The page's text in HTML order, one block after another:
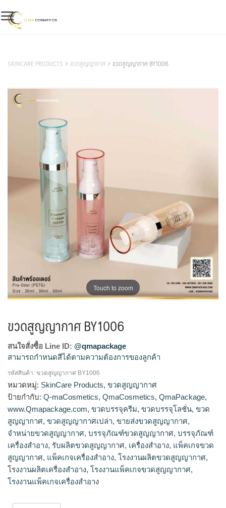
to
content
SKINCARE PRODUCTS ขวดสูญญากาศ ขวดสูญญากาศ BY1006
Touch to zoom
ขวดสูญญากาศ BY1006
สนใจสั่งซื้อ Line ID: @qmapackage
สามารถกำหนดสีได้ตามความต้องการของลูกค้า
โรงงานผลิตขวดสูญญากาศ,ขายส่งขวดสูญญากาศ,จำหน่ายขวด
สูญญากาศ,รับผลิตขวดสูญญากาศ
รหัสสินค้า: ขวดสูญญากาศ BY1006
หมวดหมู่: SkinCare Products, ขวดสูญญากาศ
ป้ายกำกับ: Q-maCosmetics, QmaCosmetics, QmaPackage,
www.Qmapackage.com, ขวดบรรจุครีม, ขวดบรรจุโลชั่น, ขวด
สูญญากาศ, ขวดสูญญากาศเปล่า, ขายส่งขวดสูญญากาศ,
จำหน่ายขวดสูญญากาศ, บรรจุภัณฑ์ขวดสูญญากาศ, บรรจุภัณฑ์
เครื่องสำอาง, รับผลิตขวดสูญญากาศ, เครื่องสำอาง, แพ็คเกจขวด
สูญญากาศ, แพ็คเกจเครื่องสำอาง, โรงงานผลิตขวดสูญญากาศ,
โรงงานผลิตเครื่องสำอาง, โรงงานแพ็คเกจขวดสูญญากาศ,
โรงงานแพ็คเกจเครื่องสำอาง